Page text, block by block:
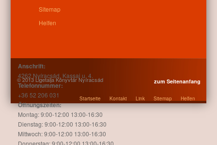
Anschrift:
4262 Nyíracsád, Kassai u. 4.
Telefonnummer:
+36 52 206 031
Öffnungszeiten:
Montag: 9:00-12:00 13:00-16:30
Dienstag: 9:00-12:00 13:00-16:30
Mittwoch: 9:00-12:00 13:00-16:30
Donnerstag: 9:00-12:00 13:00-16:30
Sitemap
Helfen
© 2013 Ligetalja Könyvtár Nyíracsád zum Seitenanfang
Startseite Kontakt Link Sitemap Helfen